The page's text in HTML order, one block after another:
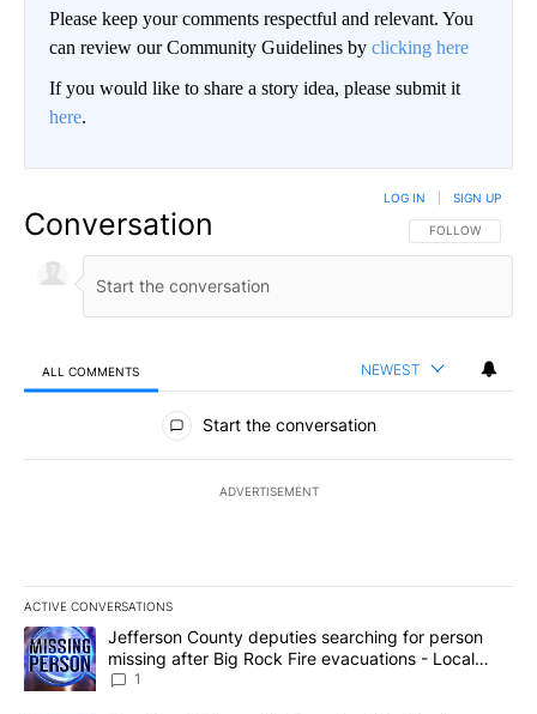
Please keep your comments respectful and relevant. You
can review our Community Guidelines by clicking here
If you would like to share a story idea, please submit it
here.
Conversation FOLLOW THIS
FOLLOW
LOG IN SIGN UP
ALL COMMENTS NEWEST
All Comments
Start the conversation
ADVERTISEMENT
ACTIVE CONVERSATIONS
The following is a list of the most commented articles in the last
A trending article titled "Jefferson County deputies searching
Jefferson County deputies searching for person
missing after Big Rock Fire evacuations - Local
News 8
1